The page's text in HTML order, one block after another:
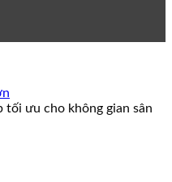
tối ưu cho không gian sân